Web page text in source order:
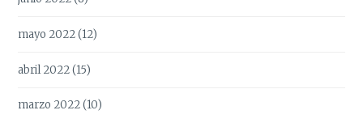
mayo 2022(12)
abril 2022(15)
marzo 2022(10)